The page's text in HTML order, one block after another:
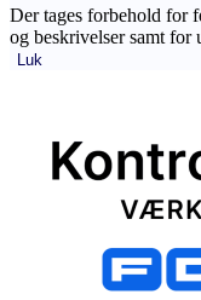
Der tages forbehold for
og beskrivelser samt for
Luk